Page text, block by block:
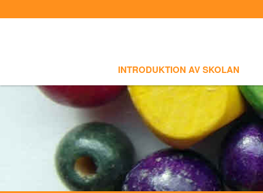
INTRODUKTION AV SKOLAN
Skolinfo
- Småbarnklass (3-4år)
- Barnklass (5-6år)
- Nybörjarnivå (Vuxen)
Sketchbook5, 스케치북5
Sketchbook5, 스케치북5